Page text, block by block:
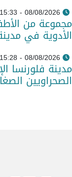
08/08/2026 - 15:33
مجموعة من
الأدوية في
08/08/2026 - 15:28
مدينة فلورنسا
الصحراويين